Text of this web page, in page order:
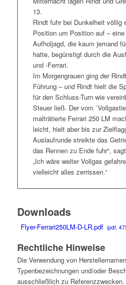
13.
Rindt fuhr bei Dunkelheit völlig
Position um Position auf –
Aufholjagd, die kaum jemand
hatte, begünstigt durch die
und -Ferrari.
Im Morgengrauen ging der
Führung – und Rindt hielt die
für den Schluss-Turn wie
Steuer ließ. Der vom
malträtierte Ferrari 250 LM
leicht, hielt aber bis zur
Auslaufrunde streikte das
das Rennen zu Ende fuhr“,
„Ich wäre weiter Vollgas
vielleicht alles zerrissen.“
Downloads
Flyer-Ferrari250LM-D-LR.pdf (pdf,
Rechtliche Hinweise
Die Verwendung von
Typenbezeichnungen und/oder
ausschließlich zu